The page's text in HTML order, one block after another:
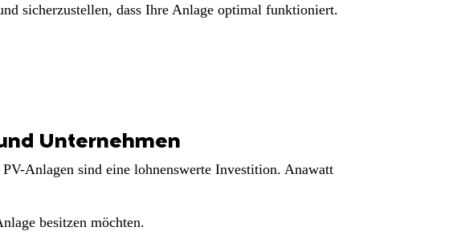
sicherzustellen, dass Ihre Anlage optimal funktioniert.
Unternehmen
Anlagen sind eine lohnenswerte Investition. Anawatt
besitzen möchten.